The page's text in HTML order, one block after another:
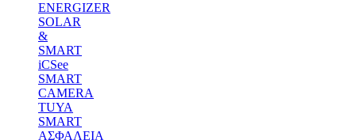
ENERGIZER
SOLAR
&
SMART
iCSee
SMART
CAMERA
TUYA
SMART
ΑΣΦΑΛΕΙΑ